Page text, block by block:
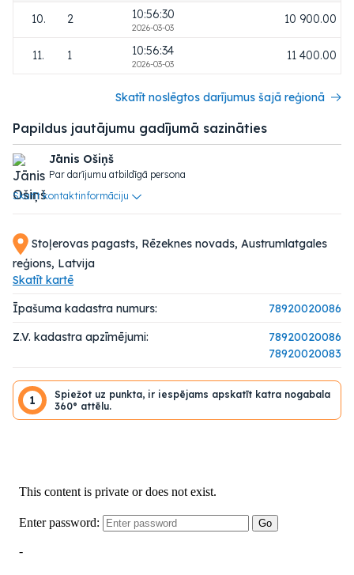
Stoļerovas pagasts, Rēzeknes novads, Austrumlatgales
reģions, Latvija
Skatīt kartē
Īpašuma kadastra numurs:
78920020086
Z.V. kadastra apzīmējumi:
78920020086
78920020083
1
Spiežot uz punkta, ir iespējams apskatīt katra nogabala
360° attēlu.
10. 2 10:56:30
2026-03-03
10 900.00
11. 1 10:56:34
2026-03-03
11 400.00
Skatīt noslēgtos darījumus šajā reģionā
Papildus jautājumu gadījumā sazināties
Jānis Ošiņš
Par darījumu atbildīgā persona
Skatīt kontaktinformāciju